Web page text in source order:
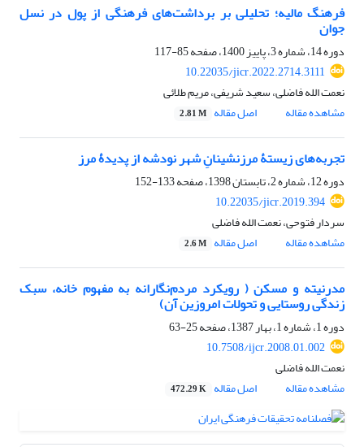
فرهنگ مالیه؛ تحلیلی بر برداشت‌های فرهنگی از پول در نسل
جوان
دوره 14، شماره 3، پاییز 1400، صفحه
85-117
10.22035/jicr.2022.2714.3111
نعمت الله فاضلی، سعید شریفی، مریم طلائی
مشاهده مقاله
اصل مقاله 2.81 M
تجربه‌های زیستۀ مرزنشینانِ شهر نودشه از پدیدۀ مرز
دوره 12، شماره 2، تابستان 1398، صفحه
133-152
10.22035/jicr.2019.394
سردار فتوحی، نعمت الله فاضلی
مشاهده مقاله
اصل مقاله 2.6 M
مدرنیته و مسکن ( رویکرد مردم‌نگارانه به مفهوم خانه، سبک
زندگی روستایی و تحولات امروزین آن)
دوره 1، شماره 1، بهار 1387، صفحه
25-63
10.7508/ijcr.2008.01.002
نعمت الله فاضلی
مشاهده مقاله
اصل مقاله 472.29 K